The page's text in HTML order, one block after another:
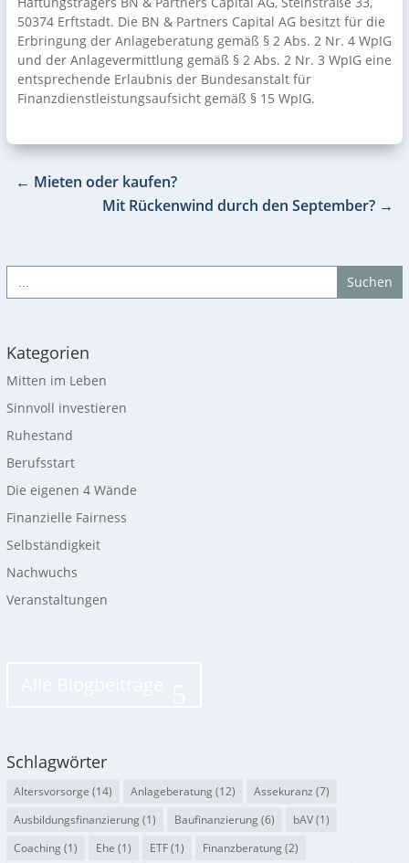
50374 Erftstadt. Die BN & Partners Capital AG besitzt für die
Erbringung der Anlageberatung gemäß § 2 Abs. 2 Nr. 4 WpIG
und der Anlagevermittlung gemäß § 2 Abs. 2 Nr. 3 WpIG eine
entsprechende Erlaubnis der Bundesanstalt für
Finanzdienstleistungsaufsicht gemäß § 15 WpIG.
← Mieten oder kaufen?
Mit Rückenwind durch den September? →
Search
for:
Kategorien
Mitten im Leben
Sinnvoll investieren
Ruhestand
Berufsstart
Die eigenen 4 Wände
Finanzielle Fairness
Selbständigkeit
Nachwuchs
Veranstaltungen
Schlagwörter
Altersvorsorge (14) Anlageberatung(12) Assekuranz (7)
Ausbildungsfinanzierung(1) Baufinanzierung(6) bAV(1)
Coaching(1) Ehe (1) ETF(1) Finanzberatung(2)